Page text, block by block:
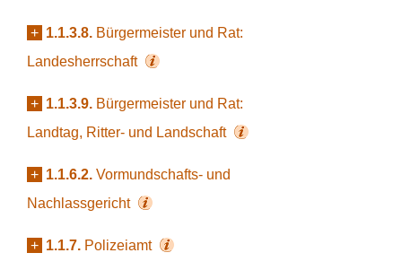
+ 1.1.3.8. Bürgermeister und Rat:
Landesherrschaft
+ 1.1.3.9. Bürgermeister und Rat:
Landtag, Ritter- und Landschaft
+ 1.1.6.2. Vormundschafts- und
Nachlassgericht
+ 1.1.7. Polizeiamt